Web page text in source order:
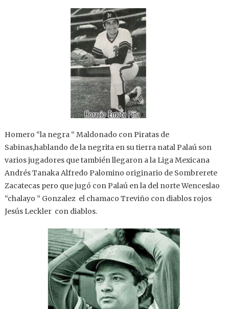
Homero “la negra “ Maldonado con Piratas de
Sabinas,hablando de la negrita en su tierra natal Palaú son
varios jugadores que también llegaron a la Liga Mexicana
Andrés Tanaka Alfredo Palomino originario de Sombrerete
Zacatecas pero que jugó con Palaú en la del norte Wenceslao
“chalayo ” Gonzalez el chamaco Treviño con diablos rojos
Jesús Leckler con diablos.